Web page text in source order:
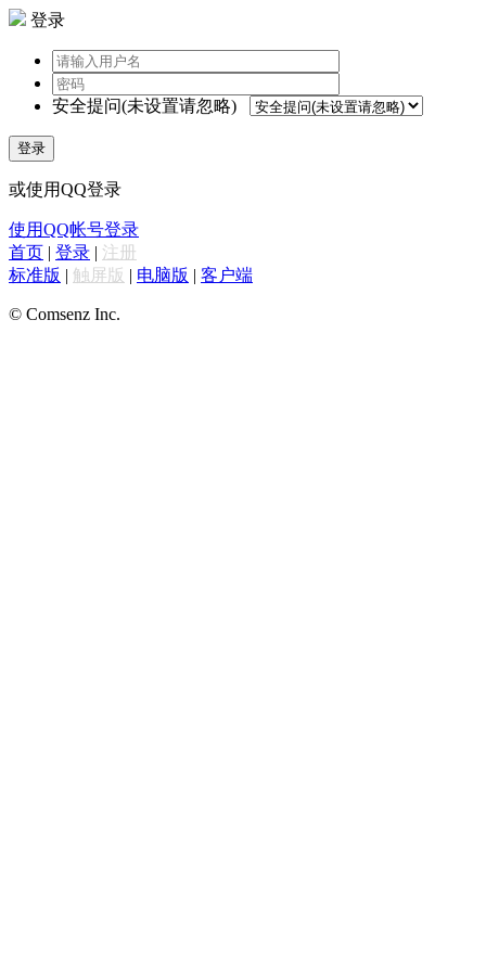
登录
安全提问(未设置请忽略)
登录
或使用QQ登录
使用QQ帐号登录
首页 | 登录 | 注册
标准版 | 触屏版 | 电脑版 | 客户端
© Comsenz Inc.